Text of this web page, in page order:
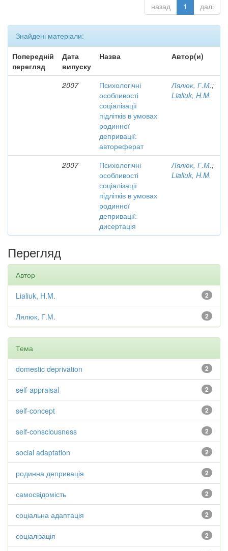
назад 1 далі
Знайдені матеріали:
Попередній
перегляд
Дата
випуску
Назва Автор(и)
2007
Психологічні
особливості
соціалізації
підлітків в умовах
родинної
депривації:
автореферат
Лялюк, Г.М.;
Lialiuk, H.M.
2007
Психологічні
особливості
соціалізації
підлітків в умовах
родинної
депривації:
дисертація
Лялюк, Г.М.;
Lialiuk, H.M.
Перегляд
Автор
2
Lialiuk, H.M.
2
Лялюк, Г.М.
Тема
2
domestic deprivation
2
self-appraisal
2
self-concept
2
self-consciousness
2
social adaptation
2
родинна депривація
2
самосвідомість
2
соціальна адаптація
2
соціалізація